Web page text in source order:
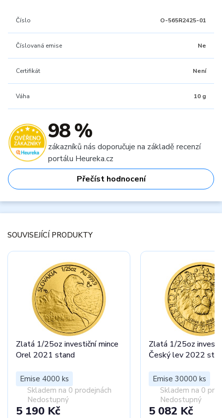
Číslo O-565R2425-01
Číslovaná emise Ne
Certifikát Není
Váha 10 g
98 %
zákazníků nás doporučuje na základě recenzí
portálu Heureka.cz
Přečíst hodnocení
SOUVISEJÍCÍ PRODUKTY
Zlatá 1/25oz investiční mince
Orel 2021 stand
Emise 4000 ks
Skladem na 0 prodejnách
Nedostupný
5 190 Kč
Zlatá 1/25oz
Český lev 2022
Emise 30000 ks
Skladem na 0
Nedostupný
5 082 Kč